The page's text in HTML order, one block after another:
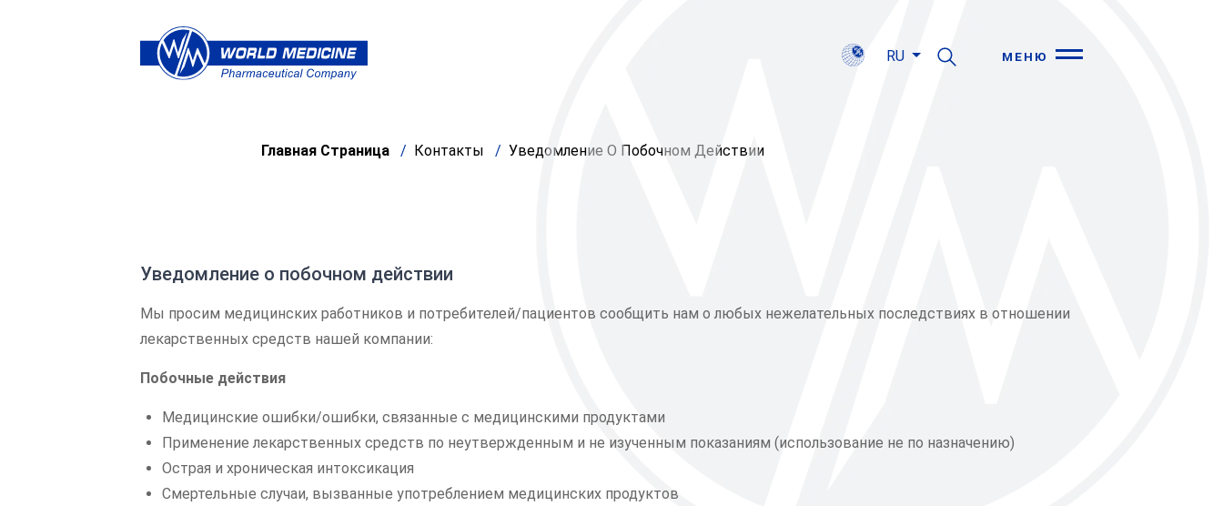
RU МЕНЮ
Главная Страница Контакты Уведомление О Побочном Действии
Уведомление о побочном действии
Мы просим медицинских работников и потребителей/пациентов сообщить нам о любых нежелательных последствиях в отношении
лекарственных средств нашей компании:
Побочные действия
Медицинские ошибки/ошибки, связанные с медицинскими продуктами
Применение лекарственных средств по неутвержденным и не изученным показаниям (использование не по назначению)
Острая и хроническая интоксикация
Смертельные случаи, вызванные употреблением медицинских продуктов